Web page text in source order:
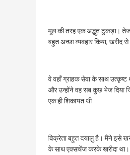
मूल की तरह एक अद्भुत टुकड़ा। तेज
बहुत अच्छा व्यवहार किया, खरीद
वे वहाँ ग्राहक सेवा के साथ
और उन्होंने वह सब कुछ भेज दिया
एक ही शिकायत थी
विक्रेता बहुत दयालु है। मैंने इसे
के साथ एक्सचेंज करके खरीदा था।